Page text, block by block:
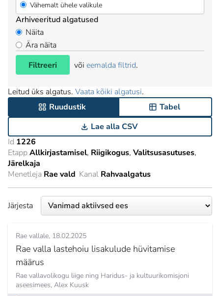
Vähemalt ühele valikule
Arhiveeritud algatused
Näita
Ära näita
Filtreeri
või eemalda filtrid.
Leitud üks algatus. Vaata kõiki algatusi.
Ruudustik
Tabel
Lae alla CSV
Id 1226
EtappAllkirjastamisel Riigikogus Valitsusasutuses
Järelkaja
Menetleja Rae vald Kanal Rahvaalgatus
Järjesta
Rae vallale 18.02.2025
Rae valla lastehoiu lisakulude hüvitamise
määrus
Rae vallavolikogu liige ning Haridus- ja kultuurikomisjoni
aseesimees, Alex Kuusk